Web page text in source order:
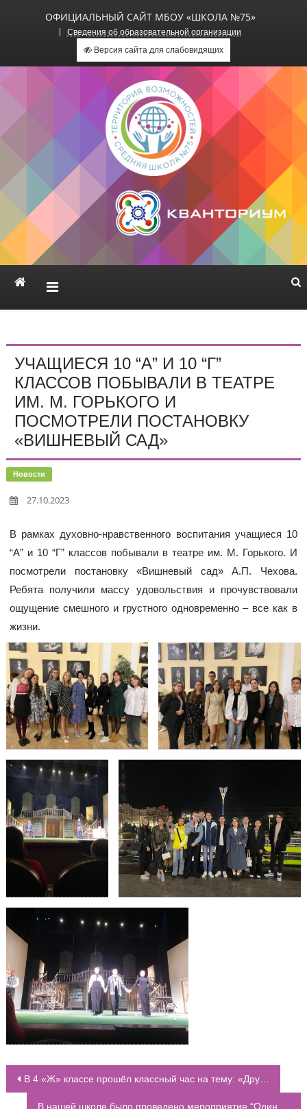
ОФИЦИАЛЬНЫЙ САЙТ МБОУ «ШКОЛА №75»
Сведения об образовательной организации
Версия сайта для слабовидящих
Официальный сайт МБОУ
«Школа №75»
УЧАЩИЕСЯ 10 “А” И 10 “Г”
КЛАССОВ ПОБЫВАЛИ В ТЕАТРЕ
ИМ. М. ГОРЬКОГО И
ПОСМОТРЕЛИ ПОСТАНОВКУ
«ВИШНЕВЫЙ САД»
Новости
27.10.2023
В рамках духовно-нравственного воспитания учащиеся 10
“А” и 10 “Г” классов побывали в театре им. М. Горького. И
посмотрели постановку «Вишневый сад» А.П. Чехова.
Ребята получили массу удовольствия и прочувствовали
ощущение смешного и грустного одновременно – все как в
жизни.
НАВИГАЦИЯ ПО ЗАПИСЯМ
В 4 «Ж» классе прошёл классный час на тему: «Дружный класс как маленькая планета»